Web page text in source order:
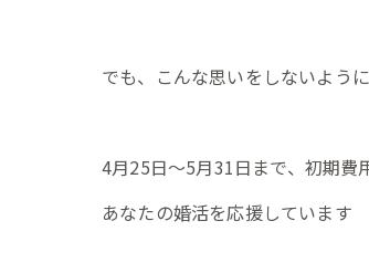
でも、こんな思いをしないよう
4月25日～5月31日まで、初期費
あなたの婚活を応援しています